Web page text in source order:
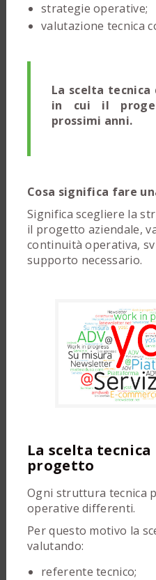
strategie operative;
valutazione tecnica
La scelta
in cui il
prossimi anni.
Cosa significa fare
Significa scegliere la
il progetto aziendale,
continuità operativa,
supporto necessario.
La scelta tecnica
progetto
Ogni struttura tecnica
operative differenti.
Per questo motivo la
valutando:
referente tecnico;